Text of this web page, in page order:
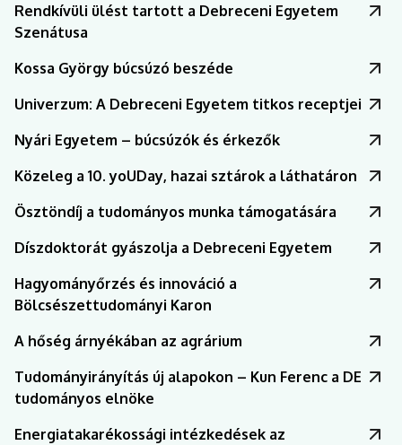
Rendkívüli ülést tartott a Debreceni Egyetem
Szenátusa
Kossa György búcsúzó beszéde
Univerzum: A Debreceni Egyetem titkos receptjei
Nyári Egyetem – búcsúzók és érkezők
Közeleg a 10. yoUDay, hazai sztárok a láthatáron
Ösztöndíj a tudományos munka támogatására
Díszdoktorát gyászolja a Debreceni Egyetem
Hagyományőrzés és innováció a
Bölcsészettudományi Karon
A hőség árnyékában az agrárium
Tudományirányítás új alapokon – Kun Ferenc a DE
tudományos elnöke
Energiatakarékossági intézkedések az